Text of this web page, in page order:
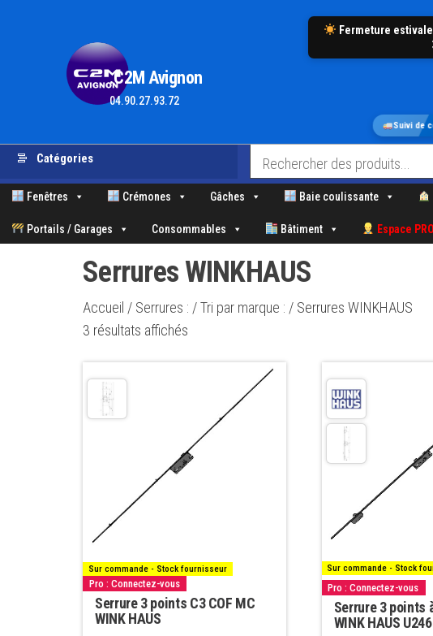
Aller
contenu
.C2M Avignon
04.90.27.93.72
Suivi de
Fermeture estivale
Fenêtres Crémones Gâches Baie coulissante
Portails / Garages Consommables Bâtiment Espace PRO
Catégories
Serrures WINKHAUS
Accueil / Serrures : /Tri par marque : / Serrures WINKHAUS
3 résultats affichés
Sur commande - Stock fournisseur
Pro : Connectez-vous
Serrure 3 points C3 COF MC
WINK HAUS
produit
a
options
peuvent
choisies
sur
Sur commande - Stock
Pro : Connectez-vous
Serrure 3 points
WINK HAUS